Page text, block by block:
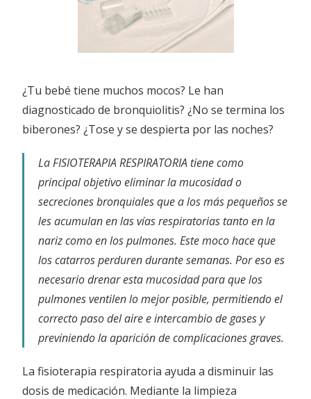
¿Tu bebé tiene muchos mocos? Le han
diagnosticado de bronquiolitis? ¿No se termina los
biberones? ¿Tose y se despierta por las noches?
La FISIOTERAPIA RESPIRATORIA tiene como
principal objetivo eliminar la mucosidad o
secreciones bronquiales que a los más pequeños se
les acumulan en las vías respiratorias tanto en la
nariz como en los pulmones. Este moco hace que
los catarros perduren durante semanas. Por eso es
necesario drenar esta mucosidad para que los
pulmones ventilen lo mejor posible, permitiendo el
correcto paso del aire e intercambio de gases y
previniendo la aparición de complicaciones graves.
La fisioterapia respiratoria ayuda a disminuir las
dosis de medicación. Mediante la limpieza